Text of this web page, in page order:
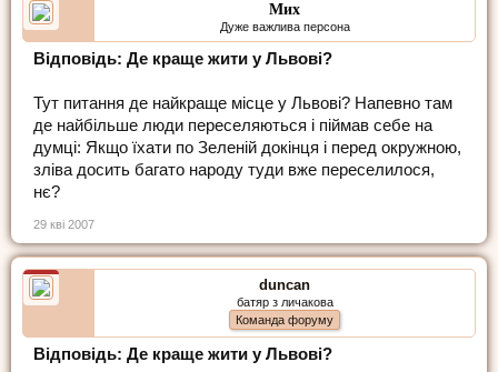
Мих
Дуже важлива персона
Відповідь: Де краще жити у Львові?
Тут питання де найкраще місце у Львові? Напевно там
де найбільше люди переселяються і піймав себе на
думці: Якщо їхати по Зеленій докінця і перед окружною,
зліва досить багато народу туди вже переселилося,
нє?
29 кві 2007
duncan
батяр з личакова
Команда форуму
Відповідь: Де краще жити у Львові?